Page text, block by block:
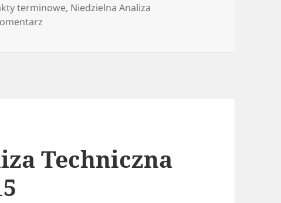
terminowe, Niedzielna Analiza
Techniczna